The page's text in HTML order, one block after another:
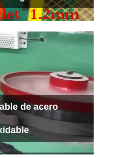
tanques de acero
de acero